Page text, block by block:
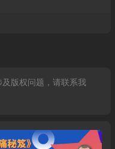
版权问题，请联系我